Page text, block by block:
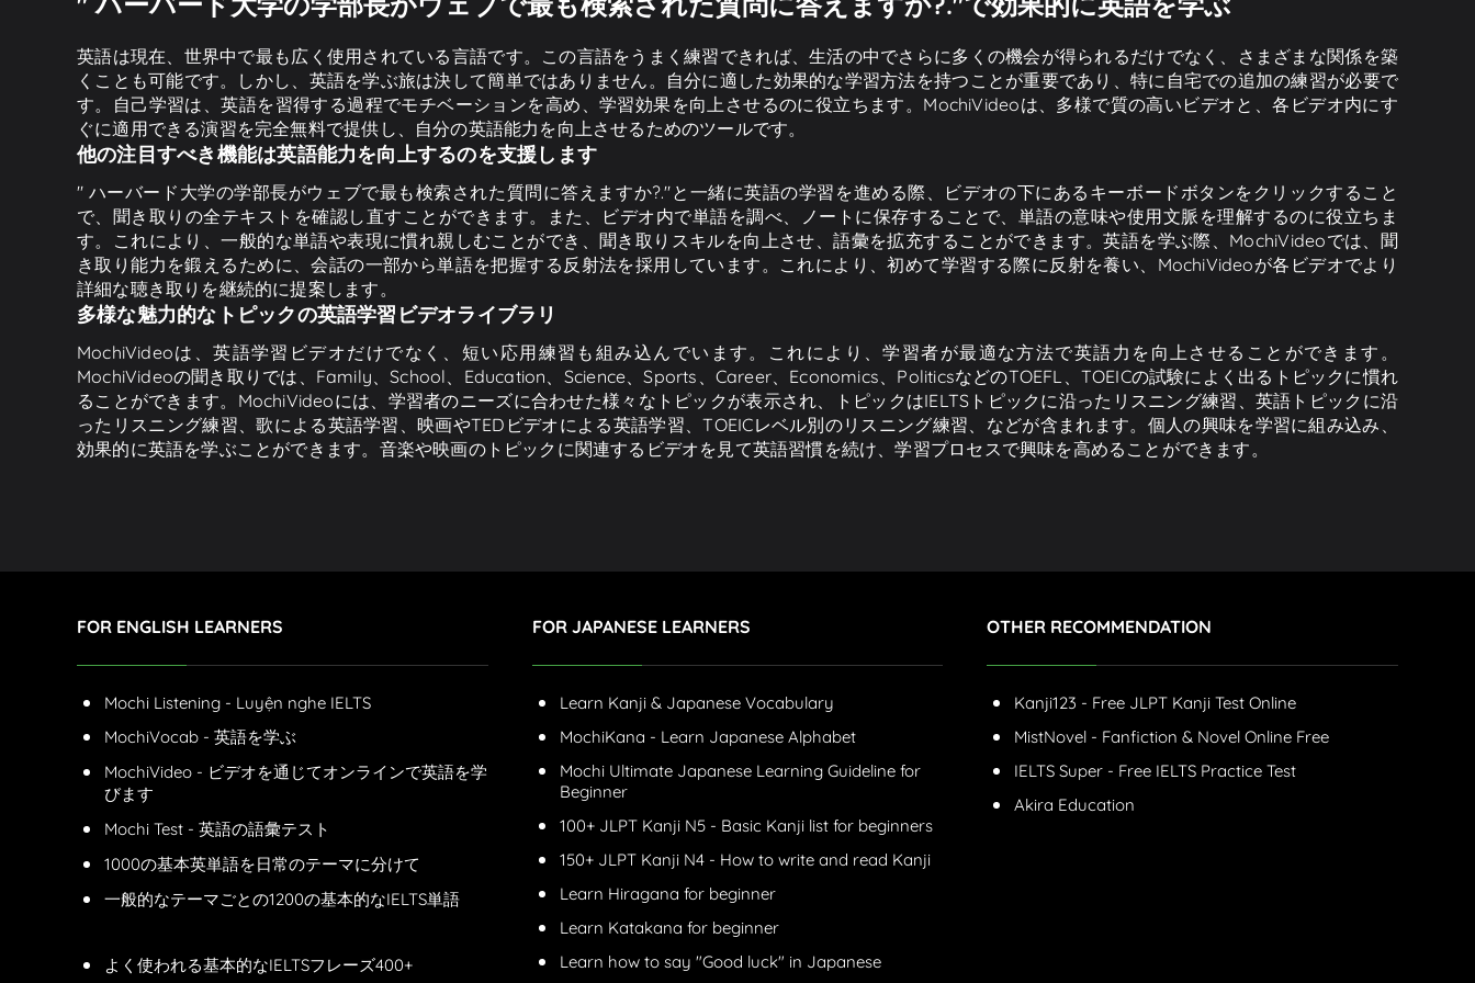
英語は現在、世界中で最も広く使用されている言語です。この言語をうまく練習できれば、生活の中でさらに多くの機会が得られるだけでなく、さまざまな関係を築
くことも可能です。しかし、英語を学ぶ旅は決して簡単ではありません。自分に適した効果的な学習方法を持つことが重要であり、特に自宅での追加の練習が必要で
す。自己学習は、英語を習得する過程でモチベーションを高め、学習効果を向上させるのに役立ちます。MochiVideoは、多様で質の高いビデオと、各ビデオ内にす
ぐに適用できる演習を完全無料で提供し、自分の英語能力を向上させるためのツールです。
他の注目すべき機能は英語能力を向上するのを支援します
" ハーバード大学の学部長がウェブで最も検索された質問に答えますか?."と一緒に英語の学習を進める際、ビデオの下にあるキーボードボタンをクリックすること
で、聞き取りの全テキストを確認し直すことができます。また、ビデオ内で単語を調べ、ノートに保存することで、単語の意味や使用文脈を理解するのに役立ちま
す。これにより、一般的な単語や表現に慣れ親しむことができ、聞き取りスキルを向上させ、語彙を拡充することができます。英語を学ぶ際、MochiVideoでは、聞
き取り能力を鍛えるために、会話の一部から単語を把握する反射法を採用しています。これにより、初めて学習する際に反射を養い、MochiVideoが各ビデオでより
詳細な聴き取りを継続的に提案します。
多様な魅力的なトピックの英語学習ビデオライブラリ
MochiVideoは、英語学習ビデオだけでなく、短い応用練習も組み込んでいます。これにより、学習者が最適な方法で英語力を向上させることができます。
MochiVideoの聞き取りでは、Family、School、Education、Science、Sports、Career、Economics、PoliticsなどのTOEFL、TOEICの試験によく出るトピックに慣れ
ることができます。MochiVideoには、学習者のニーズに合わせた様々なトピックが表示され、トピックはIELTSトピックに沿ったリスニング練習、英語トピックに沿
ったリスニング練習、歌による英語学習、映画やTEDビデオによる英語学習、TOEICレベル別のリスニング練習、などが含まれます。個人の興味を学習に組み込み、
効果的に英語を学ぶことができます。音楽や映画のトピックに関連するビデオを見て英語習慣を続け、学習プロセスで興味を高めることができます。
FOR ENGLISH LEARNERS
Mochi Listening - Luyện nghe IELTS
MochiVocab - 英語を学ぶ
MochiVideo - ビデオを通じてオンラインで英語を学
びます
Mochi Test - 英語の語彙テスト
1000の基本英単語を日常のテーマに分けて
一般的なテーマごとの1200の基本的なIELTS単語
よく使われる基本的なIELTSフレーズ400+
FOR JAPANESE LEARNERS
Learn Kanji & Japanese Vocabulary
MochiKana - Learn Japanese Alphabet
Mochi Ultimate Japanese Learning Guideline for
Beginner
100+ JLPT Kanji N5 - Basic Kanji list for beginners
150+ JLPT Kanji N4 - How to write and read Kanji
Learn Hiragana for beginner
Learn Katakana for beginner
Learn how to say "Good luck" in Japanese
OTHER RECOMMENDATION
Kanji123 - Free JLPT Kanji Test Online
MistNovel - Fanfiction & Novel Online Free
IELTS Super - Free IELTS Practice Test
Akira Education